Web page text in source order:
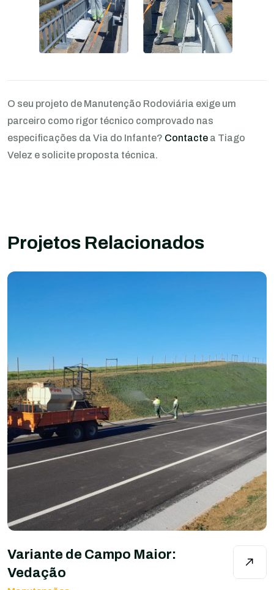
O seu projeto de Manutenção Rodoviária exige um
parceiro como rigor técnico comprovado nas
especificações da Via do Infante? Contacte a Tiago
Velez e solicite proposta técnica.
Projetos Relacionados
Variante de Campo Maior:
Vedação